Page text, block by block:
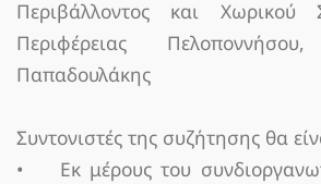
Περιβάλλοντος και Χωρικού
Περιφέρειας
Παπαδουλάκης
Συντονιστές της συζήτησης θα
• Εκ μέρους του